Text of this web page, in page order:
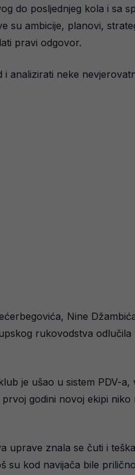
do posljednjeg kola i sa
su ambicije, planovi,
pravi odgovor.
analizirati neke
Nine
rukovodstva odlučila
je ušao u sistem PDV-
godini novoj ekipi niko
uprave znala se čuti i
su kod navijača bile